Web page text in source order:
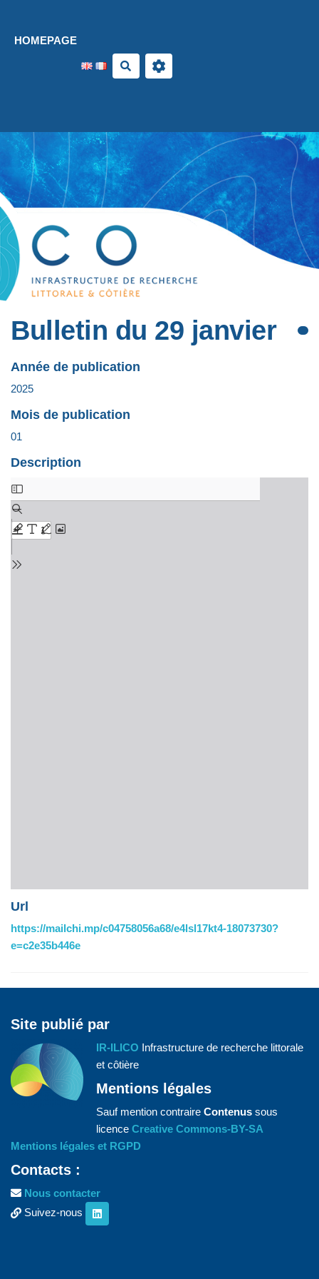
HOMEPAGE
Search
Bulletin du 29 janvier
Année de publication
2025
Mois de publication
01
Description
Url
https://mailchi.mp/c04758056a68/e4lsl17kt4-18073730?
e=c2e35b446e
Site publié par
IR-ILICO Infrastructure de recherche littorale
et côtière
Mentions légales
Sauf mention contraire Contenus sous
licence Creative Commons-BY-SA
Mentions légales et RGPD
Contacts :
Nous contacter
Suivez-nous